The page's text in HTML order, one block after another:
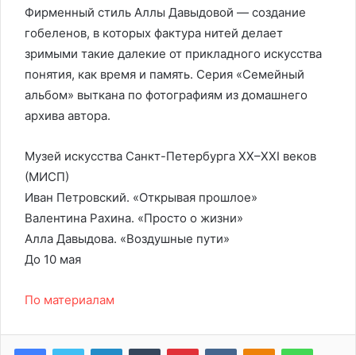
Фирменный стиль Аллы Давыдовой — создание
гобеленов, в которых фактура нитей делает
зримыми такие далекие от прикладного искусства
понятия, как время и память. Серия «Семейный
альбом» выткана по фотографиям из домашнего
архива автора.
Музей искусства Санкт-Петербурга XX–XXI веков
(МИСП)
Иван Петровский. «Открывая прошлое»
Валентина Рахина. «Просто о жизни»
Алла Давыдова. «Воздушные пути»
До 10 мая
По материалам
LinkedInTumblr PinterestВконтактеОдноклассники